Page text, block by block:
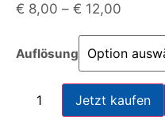
€ 8,00 – € 12,00
Auflösung
Jetzt kaufen